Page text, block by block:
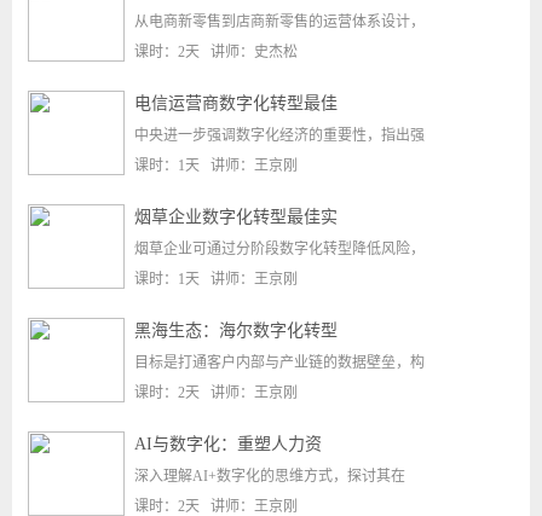
从电商新零售到店商新零售的运营体系设计，
课时：2天 讲师：史杰松
电信运营商数字化转型最佳
中央进一步强调数字化经济的重要性，指出强
课时：1天 讲师：王京刚
烟草企业数字化转型最佳实
烟草企业可通过分阶段数字化转型降低风险，
课时：1天 讲师：王京刚
黑海生态：海尔数字化转型
目标是打通客户内部与产业链的数据壁垒，构
课时：2天 讲师：王京刚
AI与数字化：重塑人力资
深入理解AI+数字化的思维方式，探讨其在
课时：2天 讲师：王京刚